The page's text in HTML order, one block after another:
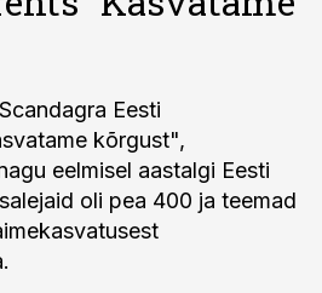
Eesti
kõrgust",
eelmisel aastalgi Eesti
oli pea 400 ja teemad